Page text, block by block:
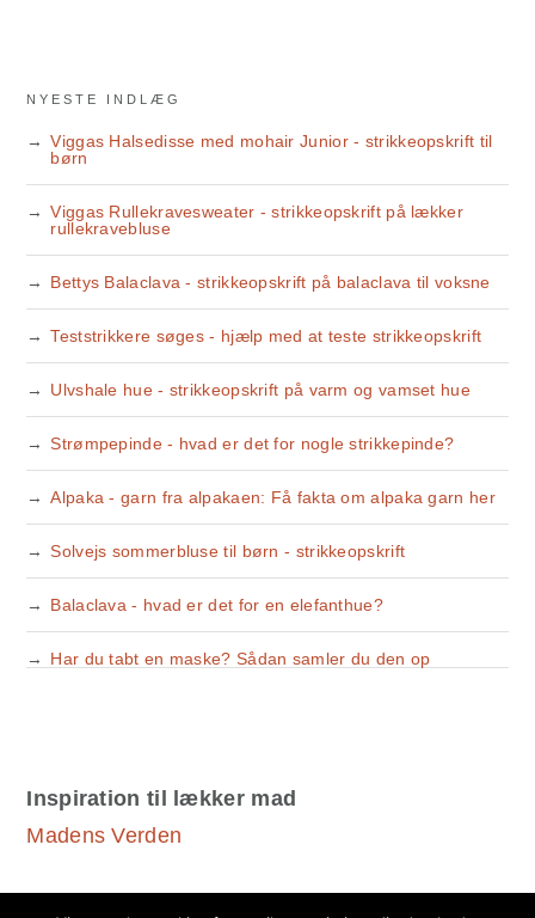
NYESTE INDLÆG
Viggas Halsedisse med mohair Junior - strikkeopskrift til
børn
Viggas Rullekravesweater - strikkeopskrift på lækker
rullekravebluse
Bettys Balaclava - strikkeopskrift på balaclava til voksne
Teststrikkere søges - hjælp med at teste strikkeopskrift
Ulvshale hue - strikkeopskrift på varm og vamset hue
Strømpepinde - hvad er det for nogle strikkepinde?
Alpaka - garn fra alpakaen: Få fakta om alpaka garn her
Solvejs sommerbluse til børn - strikkeopskrift
Balaclava - hvad er det for en elefanthue?
Har du tabt en maske? Sådan samler du den op
Inspiration til lækker mad
Madens Verden